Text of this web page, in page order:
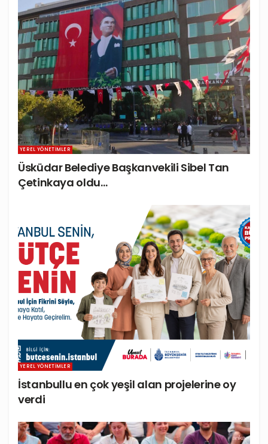
YEREL YÖNETIMLER
Üsküdar Belediye Başkanvekili Sibel Tan
Çetinkaya oldu…
YEREL YÖNETIMLER
İstanbullu en çok yeşil alan projelerine oy
verdi